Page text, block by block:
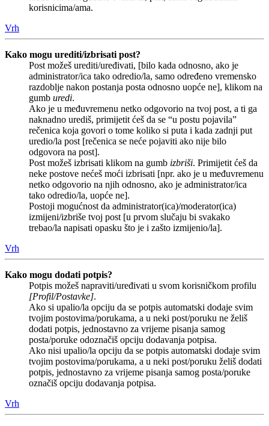
korisnicima/ama.
Vrh
Kako mogu urediti/izbrisati post?
Post možeš urediti/uređivati, [bilo kada odnosno, ako je
administrator/ica tako odredio/la, samo određeno vremensko
razdoblje nakon postanja posta odnosno uopće ne], klikom na
gumb uredi.
Ako je u međuvremenu netko odgovorio na tvoj post, a ti ga
naknadno urediš, primijetit ćeš da se “u postu pojavila”
rečenica koja govori o tome koliko si puta i kada zadnji put
uredio/la post [rečenica se neće pojaviti ako nije bilo
odgovora na post].
Post možeš izbrisati klikom na gumb izbriši. Primijetit ćeš da
neke postove nećeš moći izbrisati [npr. ako je u međuvremenu
netko odgovorio na njih odnosno, ako je administrator/ica
tako odredio/la, uopće ne].
Postoji mogućnost da administrator(ica)/moderator(ica)
izmijeni/izbriše tvoj post [u prvom slučaju bi svakako
trebao/la napisati opasku što je i zašto izmijenio/la].
Vrh
Kako mogu dodati potpis?
Potpis možeš napraviti/uređivati u svom korisničkom profilu
[Profil/Postavke].
Ako si upalio/la opciju da se potpis automatski dodaje svim
tvojim postovima/porukama, a u neki post/poruku ne želiš
dodati potpis, jednostavno za vrijeme pisanja samog
posta/poruke odoznačiš opciju dodavanja potpisa.
Ako nisi upalio/la opciju da se potpis automatski dodaje svim
tvojim postovima/porukama, a u neki post/poruku želiš dodati
potpis, jednostavno za vrijeme pisanja samog posta/poruke
označiš opciju dodavanja potpisa.
Vrh